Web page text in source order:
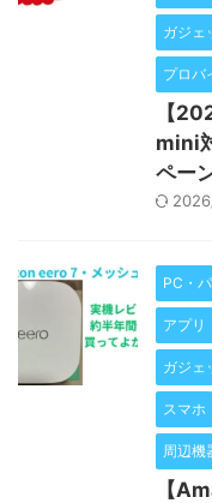
ガジェ
プロバ
【
mini
ペー
PC・
アプリ
ガジェ
スマホ
周辺機
【